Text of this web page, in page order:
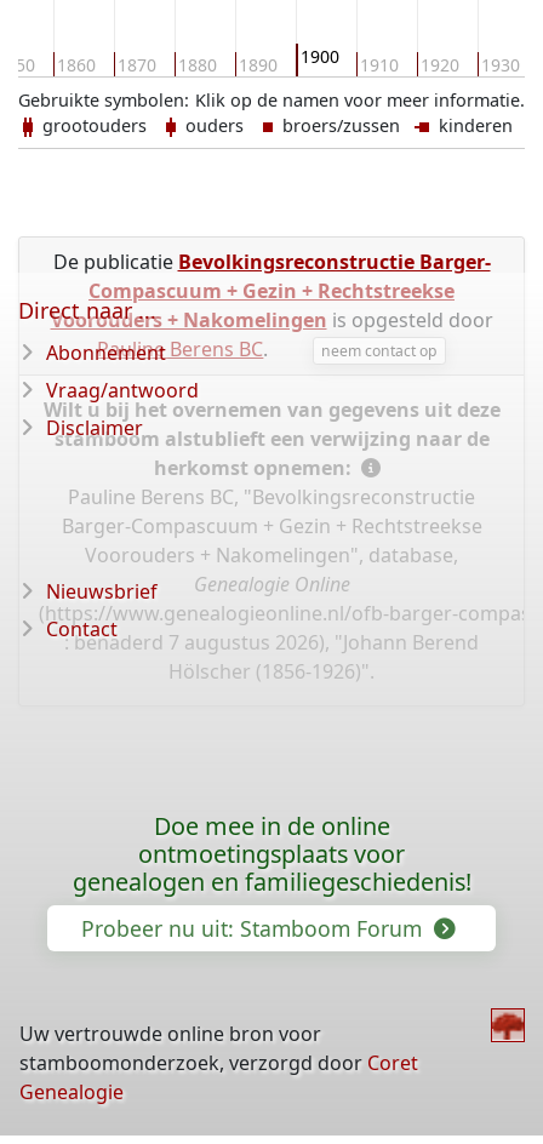
1860 1870 1880 1890 1900 1910 1920 1930
Klik op de namen voor meer informatie.
Gebruikte symbolen:
grootouders
ouders broers/zussen kinderen
De publicatie Bevolkingsreconstructie Barger-
Compascuum + Gezin + Rechtstreekse
Voorouders + Nakomelingen is opgesteld door
Pauline Berens BC. neem contact op
Wilt u bij het overnemen van gegevens uit deze
stamboom alstublieft een verwijzing naar de
herkomst opnemen:
Pauline Berens BC, "Bevolkingsreconstructie
Barger-Compascuum + Gezin + Rechtstreekse
Voorouders + Nakomelingen", database,
Genealogie Online
(https://www.genealogieonline.nl/ofb-barger-
: benaderd 7 augustus 2026), "Johann Berend
Hölscher (1856-1926)".
Direct naar ...
Abonnement
Vraag/antwoord
Disclaimer
Nieuwsbrief
Contact
Doe mee in de online
ontmoetingsplaats voor
genealogen en familiegeschiedenis!
Probeer nu uit: Stamboom Forum
Uw vertrouwde online bron voor
stamboomonderzoek, verzorgd door Coret
Genealogie